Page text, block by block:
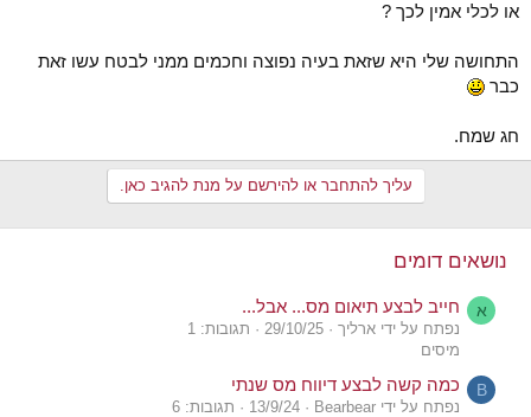
או לכלי אמין לכך ?
התחושה שלי היא שזאת בעיה נפוצה וחכמים ממני לבטח עשו זאת
כבר
חג שמח.
עליך להתחבר או להירשם על מנת להגיב כאן.
נושאים דומים
א חייב לבצע תיאום מס... אבל...
נפתח על ידי ארליך 29/10/25
תגובות: 1
מיסים
B כמה קשה לבצע דיווח מס שנתי
נפתח על ידי Bearbear 13/9/24
תגובות: 6